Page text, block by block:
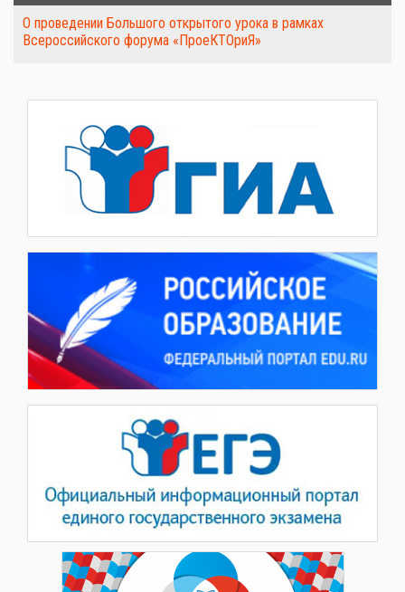
О проведении Большого открытого урока в рамках
Всероссийского форума «ПроеКТОриЯ»